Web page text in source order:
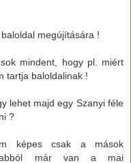
megújítására !
mindent, hogy pl. miért
tartja baloldalinak !
lehet majd egy Szanyi féle
?
képes csak a mások
abból már van a mai